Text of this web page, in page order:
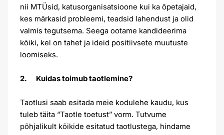
nii MTÜsid, katusorganisatsioone kui ka õpetajaid,
kes märkasid probleemi, teadsid lahendust ja olid
valmis tegutsema. Seega ootame kandideerima
kõiki, kel on tahet ja ideid positiivsete muutuste
loomiseks.
2. Kuidas toimub taotlemine?
Taotlusi saab esitada meie kodulehe kaudu, kus
tuleb täita “Taotle toetust” vorm. Tutvume
põhjalikult kõikide esitatud taotlustega, hindame